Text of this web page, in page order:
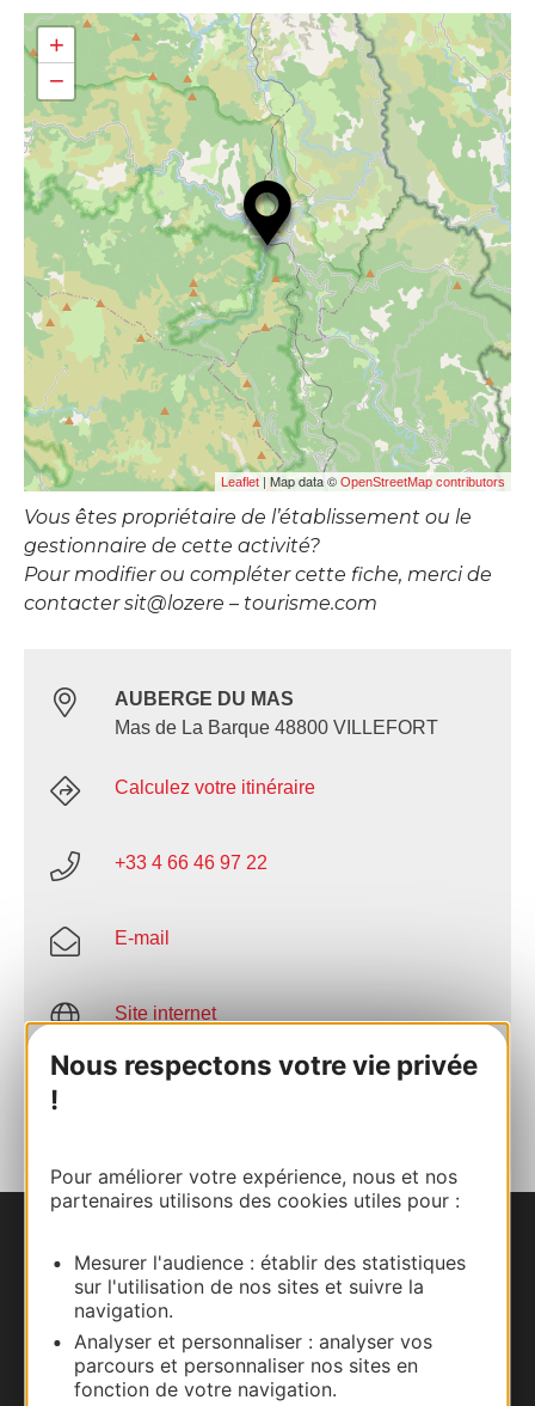
Nous respectons votre vie privée
!
Pour améliorer votre expérience, nous et nos
partenaires utilisons des cookies utiles pour :
Mesurer l'audience : établir des statistiques
sur l'utilisation de nos sites et suivre la
navigation.
Analyser et personnaliser : analyser vos
parcours et personnaliser nos sites en
fonction de votre navigation.
+
−
Leaflet | Map data © OpenStreetMap contributors
Vous êtes propriétaire de l’établissement ou le
gestionnaire de cette activité?
Pour modifier ou compléter cette fiche, merci de
contacter sit@lozere – tourisme.com
AUBERGE DU MAS
Mas de La Barque 48800 VILLEFORT
Calculez votre itinéraire
+33 4 66 46 97 22
E-mail
Site internet
AJOUTER
Nous contacter
Carte interactive
Documentation